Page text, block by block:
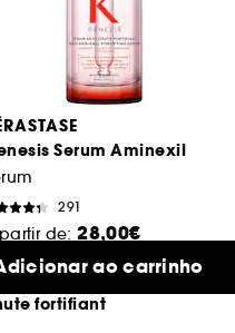
Serum Aminexil
291
de:28,00€
Genesis -
fortifiant
2 formatos
ao carrinho